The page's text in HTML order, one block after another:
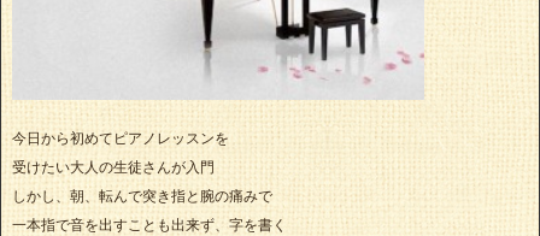
今日から初めてピアノレッスンを
受けたい大人の生徒さんが入門
しかし、朝、転んで突き指と腕の痛みで
一本指で音を出すことも出来ず、字を書く